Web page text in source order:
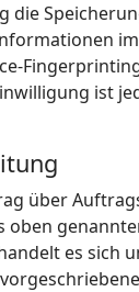
die
ist
über
oben
es sich